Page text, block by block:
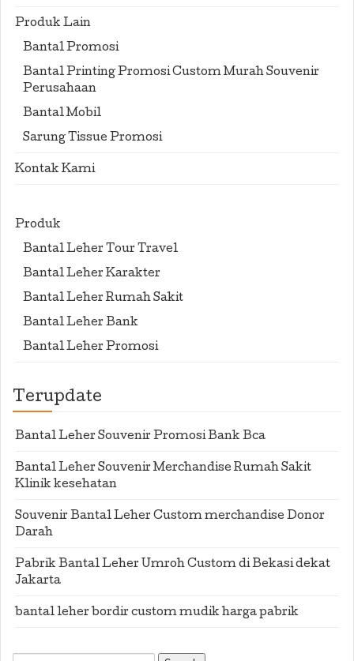
Produk Lain
Bantal Promosi
Bantal Printing Promosi Custom Murah Souvenir
Perusahaan
Bantal Mobil
Sarung Tissue Promosi
Kontak Kami
Produk
Bantal Leher Tour Travel
Bantal Leher Karakter
Bantal Leher Rumah Sakit
Bantal Leher Bank
Bantal Leher Promosi
Terupdate
Bantal Leher Souvenir Promosi Bank Bca
Bantal Leher Souvenir Merchandise Rumah Sakit
Klinik kesehatan
Souvenir Bantal Leher Custom merchandise Donor
Darah
Pabrik Bantal Leher Umroh Custom di Bekasi dekat
Jakarta
bantal leher bordir custom mudik harga pabrik